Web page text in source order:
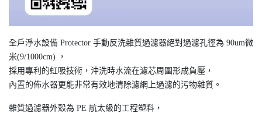
全戶淨水設備 Protector 手動反洗雜質過濾器絕對過濾孔徑為 90um微
米(9/1000cm) ，
採用專利的虹吸技術，沖洗時水流在濾芯周圍形成負壓，
內置的佈水器更能非常有效地清除濾網上過濾的污物雜質。
雜質過濾器外殼為 PE 航太級的工程塑料，